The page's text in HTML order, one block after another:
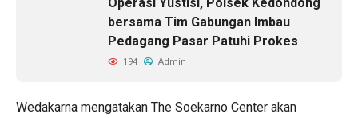
bersama Tim Gabungan Imbau
Pedagang Pasar Patuhi Prokes
194 Admin
Wedakarna mengatakan The Soekarno Center akan